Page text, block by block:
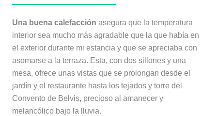
Una buena calefacción asegura que la temperatura
interior sea mucho más agradable que la que había en
el exterior durante mi estancia y que se apreciaba con
asomarse a la terraza. Esta, con dos sillones y una
mesa, ofrece unas vistas que se prolongan desde el
jardín y el restaurante hasta los tejados y torre del
Convento de Belvis, precioso al amanecer y
melancólico bajo la lluvia.